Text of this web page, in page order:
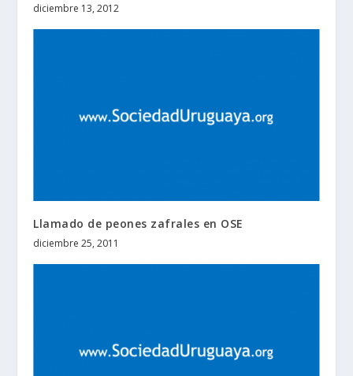
diciembre 13, 2012
Llamado de peones zafrales en OSE
diciembre 25, 2011